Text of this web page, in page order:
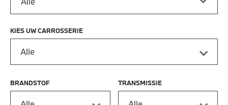
KIES UW CARROSSERIE
Alle
BRANDSTOF TRANSMISSIE